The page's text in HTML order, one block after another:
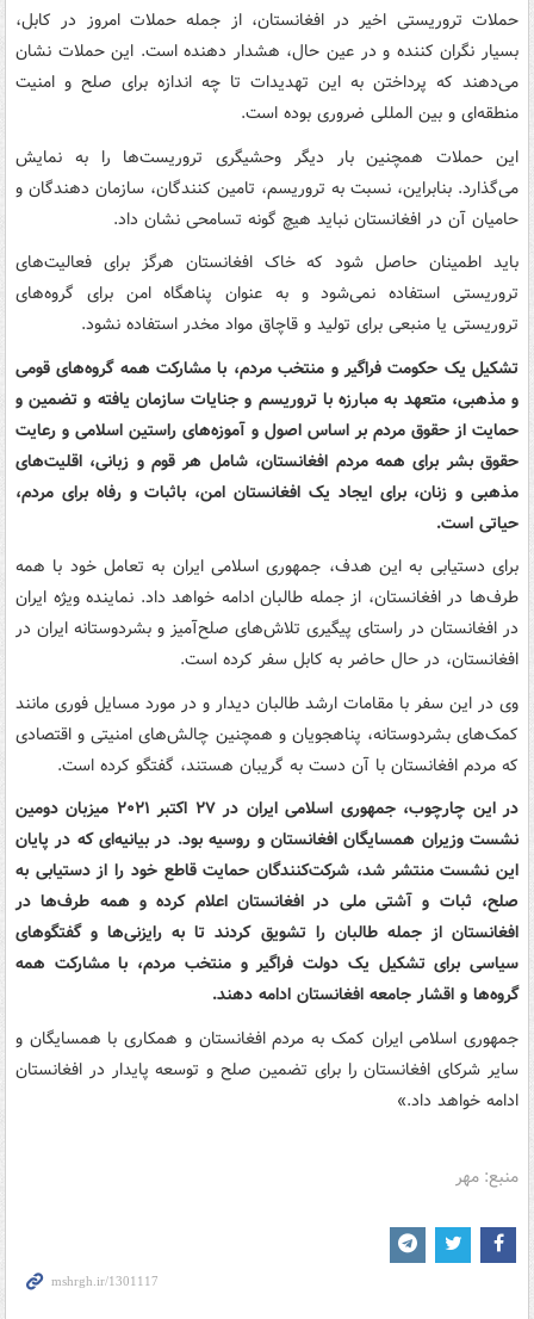
حملات تروریستی اخیر در افغانستان، از جمله حملات امروز در کابل،
بسیار نگران کننده و در عین حال، هشدار دهنده است. این حملات نشان
می‌دهند که پرداختن به این تهدیدات تا چه اندازه برای صلح و امنیت
منطقه‌ای و بین المللی ضروری بوده است.
این حملات همچنین بار دیگر وحشیگری تروریست‌ها را به نمایش
می‌گذارد. بنابراین، نسبت به تروریسم، تامین کنندگان، سازمان دهندگان و
حامیان آن در افغانستان نباید هیچ گونه تسامحی نشان داد.
باید اطمینان حاصل شود که خاک افغانستان هرگز برای فعالیت‌های
تروریستی استفاده نمی‌شود و به عنوان پناهگاه امن برای گروه‌های
تروریستی یا منبعی برای تولید و قاچاق مواد مخدر استفاده نشود.
تشکیل یک حکومت فراگیر و منتخب مردم، با مشارکت همه گروه‌های قومی
و مذهبی، متعهد به مبارزه با تروریسم و جنایات سازمان یافته و تضمین و
حمایت از حقوق مردم بر اساس اصول و آموزه‌های راستین اسلامی و رعایت
حقوق بشر برای همه مردم افغانستان، شامل هر قوم و زبانی، اقلیت‌های
مذهبی و زنان، برای ایجاد یک افغانستان امن، باثبات و رفاه برای مردم،
حیاتی است.
برای دستیابی به این هدف، جمهوری اسلامی ایران به تعامل خود با همه
طرف‌ها در افغانستان، از جمله طالبان ادامه خواهد داد. نماینده ویژه ایران
در افغانستان در راستای پیگیری تلاش‌های صلح‌آمیز و بشردوستانه ایران در
افغانستان، در حال حاضر به کابل سفر کرده است.
وی در این سفر با مقامات ارشد طالبان دیدار و در مورد مسایل فوری مانند
کمک‌های بشردوستانه، پناهجویان و همچنین چالش‌های امنیتی و اقتصادی
که مردم افغانستان با آن دست به گریبان هستند، گفتگو کرده است.
در این چارچوب، جمهوری اسلامی ایران در ۲۷ اکتبر ۲۰۲۱ میزبان دومین
نشست وزیران همسایگان افغانستان و روسیه بود. در بیانیه‌ای که در پایان
این نشست منتشر شد، شرکت‌کنندگان حمایت قاطع خود را از دستیابی به
صلح، ثبات و آشتی ملی در افغانستان اعلام کرده و همه طرف‌ها در
افغانستان از جمله طالبان را تشویق کردند تا به رایزنی‌ها و گفتگوهای
سیاسی برای تشکیل یک دولت فراگیر و منتخب مردم، با مشارکت همه
گروه‌ها و اقشار جامعه افغانستان ادامه دهند.
جمهوری اسلامی ایران کمک به مردم افغانستان و همکاری با همسایگان و
سایر شرکای افغانستان را برای تضمین صلح و توسعه پایدار در افغانستان
ادامه خواهد داد.»
منبع: مهر